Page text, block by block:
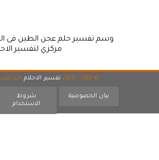
وسم تفسير حلم عجن الطين فى
مركزي لتفسير
© 2007 - 2026 تفسير الاحلام احد
بيان الخصوصية
شروط
الاستخدام